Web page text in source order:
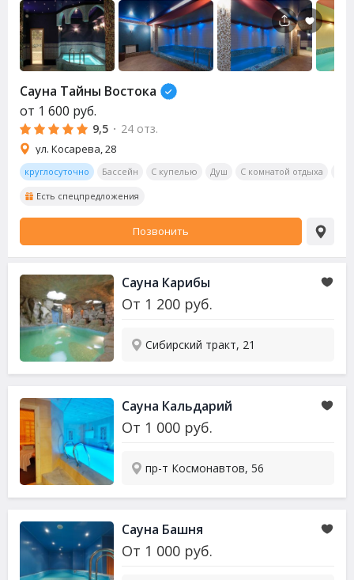
Сауна Тайны Востока
от 1 600 руб.
9,5 · 24 отз.
ул. Косарева, 28
круглосуточно Бассейн С купелью Душ С комнатой отдыха
Есть спецпредложения
Позвонить
Сауна Карибы
От 1 200 руб.
Сибирский тракт, 21
Сауна Кальдарий
От 1 000 руб.
пр-т Космонавтов, 56
Сауна Башня
От 1 000 руб.